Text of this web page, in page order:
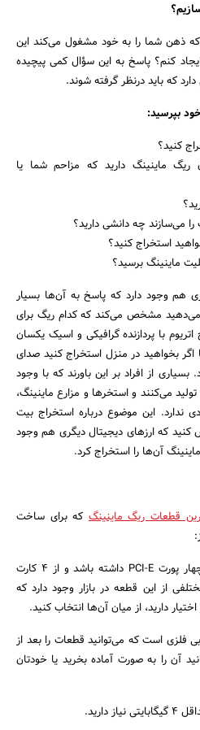
که ذهن شما را به خود مشغول می‌کند این
کنم؟ پاسخ به این سؤال کمی پیچیده
که باید درنظر گرفته شوند.
بپرسید:
کنید؟
ریگ ماینینگ دارید که مزاحم شما یا
می‌سازند چه دانشی دارید؟
استخراج کنید؟
ماینینگ برسید؟
هم وجود دارد که پاسخ به آن‌ها بسیار
مشخص می‌کند که کدام ریگ برای
با پردازنده گرافیکی و اسیک یکسان
بخواهید در منزل استخراج کنید صدای
از افراد بر این باورند که با وجود
می‌کنند و استخرها و مزارع ماینینگ،
ندارد. این موضوع درباره استخراج بیت
کنید که ارزهای دیجیتال دیگری هم وجود
آن‌ها را استخراج کرد.
قطعات ریگ ماینینگکه برای ساخت
این قطعه باید حداقل چهار پورت PCI-E داشته باشد و از ۴ کارت
از این قطعه در بازار وجود دارد که
دارید، از میان آن‌ها انتخاب کنید.
فلزی است که می‌توانید قطعات را بعد از
آن را به صورت آماده بخرید یا خودتان